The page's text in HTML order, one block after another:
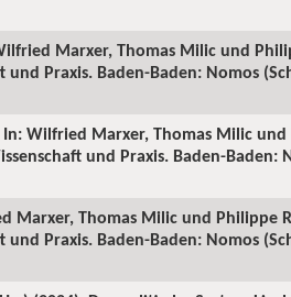
Marxer, Thomas Milic und
Praxis. Baden-Baden: Nomos
Wilfried Marxer, Thomas Milic und
und Praxis. Baden-Baden:
Thomas Milic und Philippe
Praxis. Baden-Baden: Nomos